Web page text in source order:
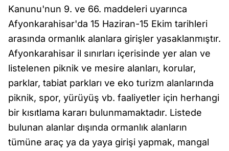
Kanunu'nun 9. ve 66. maddeleri uyarınca
Afyonkarahisar'da 15 Haziran-15 Ekim tarihleri
arasında ormanlık alanlara girişler yasaklanmıştır.
Afyonkarahisar il sınırları içerisinde yer alan ve
listelenen piknik ve mesire alanları, korular,
parklar, tabiat parkları ve eko turizm alanlarında
piknik, spor, yürüyüş vb. faaliyetler için herhangi
bir kısıtlama kararı bulunmamaktadır. Listede
bulunan alanlar dışında ormanlık alanların
tümüne araç ya da yaya girişi yapmak, mangal